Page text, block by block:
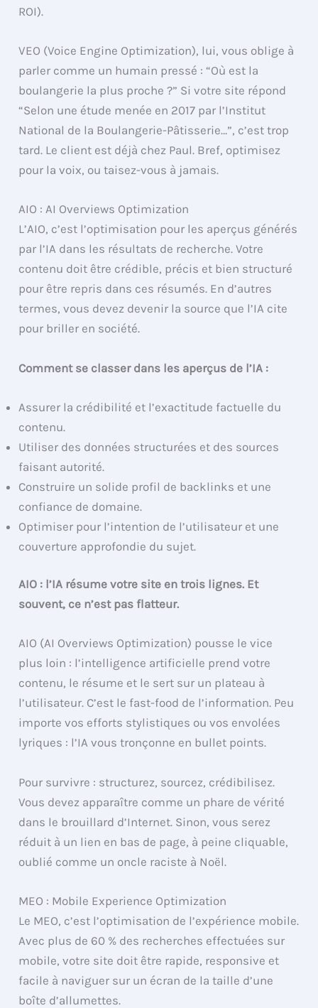
ROI).
VEO (Voice Engine Optimization), lui, vous oblige à
parler comme un humain pressé : “Où est la
boulangerie la plus proche ?” Si votre site répond
“Selon une étude menée en 2017 par l’Institut
National de la Boulangerie-Pâtisserie…”, c’est trop
tard. Le client est déjà chez Paul. Bref, optimisez
pour la voix, ou taisez-vous à jamais.
AIO : AI Overviews Optimization
L’AIO, c’est l’optimisation pour les aperçus générés
par l’IA dans les résultats de recherche. Votre
contenu doit être crédible, précis et bien structuré
pour être repris dans ces résumés. En d’autres
termes, vous devez devenir la source que l’IA cite
pour briller en société.
Comment se classer dans les aperçus de l’IA :
Assurer la crédibilité et l’exactitude factuelle du
contenu.
Utiliser des données structurées et des sources
faisant autorité.
Construire un solide profil de backlinks et une
confiance de domaine.
Optimiser pour l’intention de l’utilisateur et une
couverture approfondie du sujet.
AIO : l’IA résume votre site en trois lignes. Et
souvent, ce n’est pas flatteur.
AIO (AI Overviews Optimization) pousse le vice
plus loin : l’intelligence artificielle prend votre
contenu, le résume et le sert sur un plateau à
l’utilisateur. C’est le fast-food de l’information. Peu
importe vos efforts stylistiques ou vos envolées
lyriques : l’IA vous tronçonne en bullet points.
Pour survivre : structurez, sourcez, crédibilisez.
Vous devez apparaître comme un phare de vérité
dans le brouillard d’Internet. Sinon, vous serez
réduit à un lien en bas de page, à peine cliquable,
oublié comme un oncle raciste à Noël.
MEO : Mobile Experience Optimization
Le MEO, c’est l’optimisation de l’expérience mobile.
Avec plus de 60 % des recherches effectuées sur
mobile, votre site doit être rapide, responsive et
facile à naviguer sur un écran de la taille d’une
boîte d’allumettes.